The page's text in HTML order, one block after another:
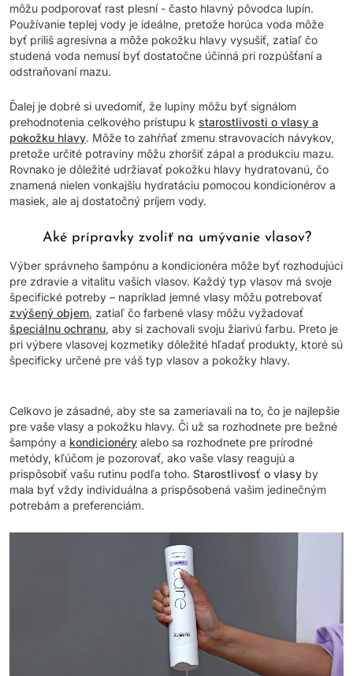
môžu podporovať rast plesní - často hlavný pôvodca lupín.
Používanie teplej vody je ideálne, pretože horúca voda môže
byť príliš agresívna a môže pokožku hlavy vysušiť, zatiaľ čo
studená voda nemusí byť dostatočne účinná pri rozpúšťaní a
odstraňovaní mazu.
Ďalej je dobré si uvedomiť, že lupiny môžu byť signálom
prehodnotenia celkového prístupu k starostlivosti o vlasy a
pokožku hlavy. Môže to zahŕňať zmenu stravovacích návykov,
pretože určité potraviny môžu zhoršiť zápal a produkciu mazu.
Rovnako je dôležité udržiavať pokožku hlavy hydratovanú, čo
znamená nielen vonkajšiu hydratáciu pomocou kondicionérov a
masiek, ale aj dostatočný príjem vody.
Aké prípravky zvoliť na umývanie vlasov?
Výber správneho šampónu a kondicionéra môže byť rozhodujúci
pre zdravie a vitalitu vašich vlasov. Každý typ vlasov má svoje
špecifické potreby – napríklad jemné vlasy môžu potrebovať
zvýšený objem, zatiaľ čo farbené vlasy môžu vyžadovať
špeciálnu ochranu, aby si zachovali svoju žiarivú farbu. Preto je
pri výbere vlasovej kozmetiky dôležité hľadať produkty, ktoré sú
špecificky určené pre váš typ vlasov a pokožky hlavy.
Celkovo je zásadné, aby ste sa zameriavali na to, čo je najlepšie
pre vaše vlasy a pokožku hlavy. Či už sa rozhodnete pre bežné
šampóny a kondicionéry alebo sa rozhodnete pre prírodné
metódy, kľúčom je pozorovať, ako vaše vlasy reagujú a
prispôsobiť vašu rutinu podľa toho. Starostlivosť o vlasy by
mala byť vždy individuálna a prispôsobená vašim jedinečným
potrebám a preferenciám.